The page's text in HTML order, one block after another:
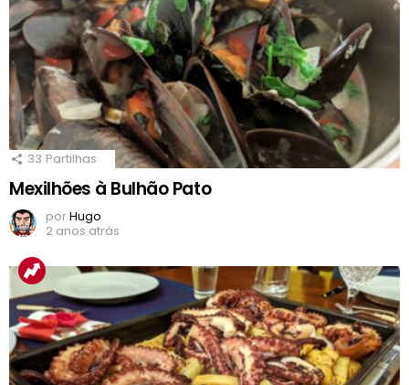
33 Partilhas
Mexilhões à Bulhão Pato
porHugo
2 anos atrás